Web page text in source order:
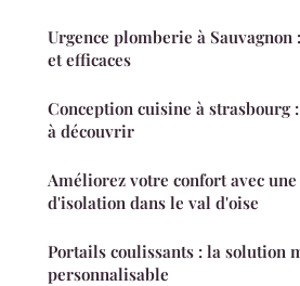
Urgence plomberie à
et efficaces
Conception cuisine à strasbourg
à découvrir
Améliorez votre confort avec
d'isolation dans le val d'oise
Portails coulissants : la solution
personnalisable